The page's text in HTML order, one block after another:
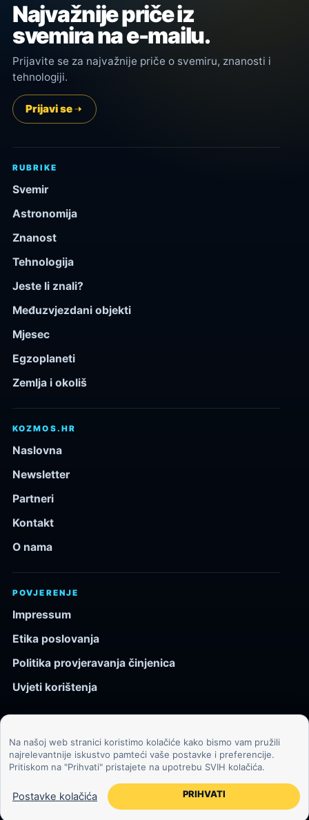
Najvažnije priče iz
svemira na e-mailu.
Prijavite se za najvažnije priče o svemiru, znanosti i
tehnologiji.
Prijavi se
RUBRIKE
Svemir
Astronomija
Znanost
Tehnologija
Jeste li znali?
Međuzvjezdani objekti
Mjesec
Egzoplaneti
Zemlja i okoliš
KOZMOS.HR
Naslovna
Newsletter
Partneri
Kontakt
O nama
POVJERENJE
Impressum
Etika poslovanja
Politika provjeravanja činjenica
Uvjeti korištenja
© 2026 Kozmos.hr. Sva prava pridržana.
Svemir, znanost, tehnologija i velike ideje za znatiželjne
čitatelje.
Na našoj web stranici koristimo kolačiće kako bismo vam pružili
najrelevantnije iskustvo pamteći vaše postavke i preferencije.
Pritiskom na "Prihvati" pristajete na upotrebu SVIH kolačića.
Postavke kolačića PRIHVATI